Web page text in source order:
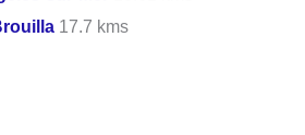
17.7 kms